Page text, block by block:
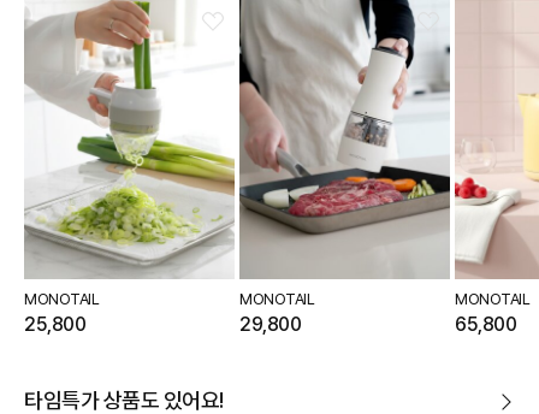
MONOTAIL
25,800
MONOTAIL
29,800
MONOTAIL
65,800
타임특가 상품도 있어요!